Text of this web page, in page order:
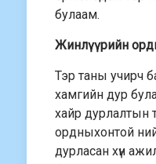
булаам.
Жинлүүрийн
Тэр таны учирч
хамгийн дур
хайр дурлалтын
ордныхонтой
дурласан хүн